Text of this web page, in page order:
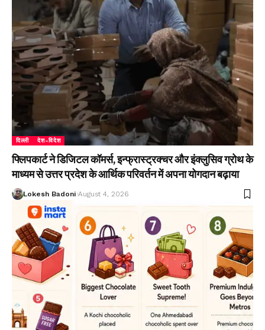
दिल्ली देश-विदेश
फ्लिपकार्ट ने डिजिटल कॉमर्स, इन्फ्रास्ट्रक्चर और इंक्लुसिव ग्रोथ के
माध्यम से उत्तर प्रदेश के आर्थिक परिवर्तन में अपना योगदान बढ़ाया
Lokesh Badoni August 4, 2026